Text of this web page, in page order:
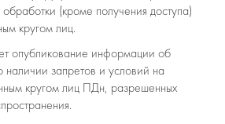
(кроме получения доступа)
кругом лиц.
опубликование информации об
наличии запретов и условий на
кругом лиц ПДн, разрешенных